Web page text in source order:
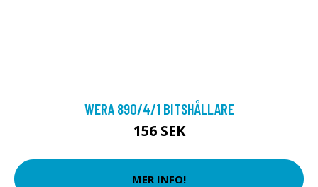
WERA 890/4/1 BITSHÅLLARE
156 SEK
MER INFO!